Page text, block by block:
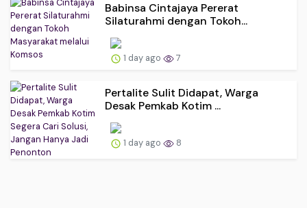
Babinsa Cintajaya Pererat
Silaturahmi dengan Tokoh...
1 day ago 7
Pertalite Sulit Didapat, Warga
Desak Pemkab Kotim ...
1 day ago 8